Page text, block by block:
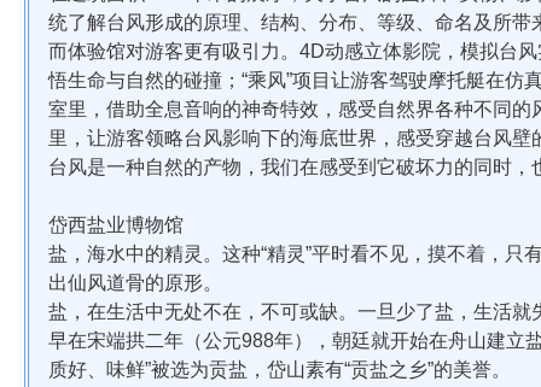
统了解台风形成的原理、结构、分布、等级、命名及所带
而体验馆对游客更有吸引力。4D动感立体影院，模拟台
悟生命与自然的碰撞；“乘风”项目让游客驾驶摩托艇在仿
室里，借助全息音响的神奇特效，感受自然界各种不同的
里，让游客领略台风影响下的海底世界，感受穿越台风
台风是一种自然的产物，我们在感受到它破坏力的同时
岱西盐业博物馆
盐，海水中的精灵。这种“精灵”平时看不见，摸不着，只
出仙风道骨的原形。
盐，在生活中无处不在，不可或缺。一旦少了盐，生活就
早在宋端拱二年（公元988年），朝廷就开始在舟山建立
质好、味鲜”被选为贡盐，岱山素有“贡盐之乡”的美誉。